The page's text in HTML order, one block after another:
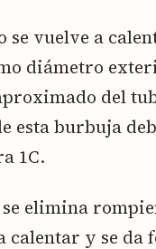
se vuelve a
diámetro
del
esta burbuja
1C.
elimina
calentar y se